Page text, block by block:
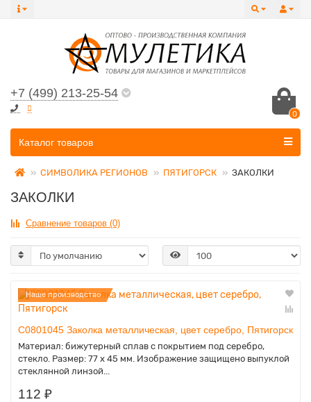
+7 (499) 213-25-54
0
Все категории
Каталог товаров
СИМВОЛИКА РЕГИОНОВ ПЯТИГОРСК ЗАКОЛКИ
ЗАКОЛКИ
Сравнение товаров (0)
Наше производство
C0801045 Заколка металлическая, цвет серебро, Пятигорск
Материал: бижутерный сплав с покрытием под серебро,
стекло. Размер: 77 x 45 мм. Изображение защищено выпуклой
стеклянной линзой...
112 ₽